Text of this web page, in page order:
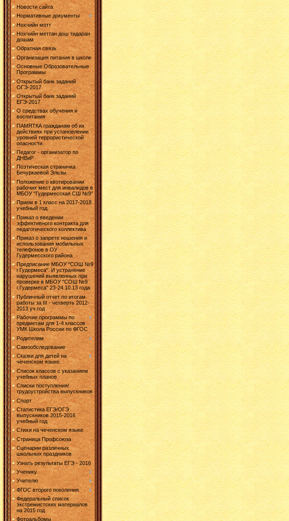
Новости сайта
Нормативные документы
Нохчийн мотт
Нохчийн меттан дош тидаран
дошам
Обратная связь
Организация питания в школе
Основные Образовательные
Программы
Открытый банк заданий
ОГЭ-2017
Открытый банк заданий
ЕГЭ-2017
О средствах обучения и
воспитания
ПАМЯТКА гражданам об их
действиях при установлении
уровней террористической
опасности.
Педагог - организатор по
ДНВиР
Поэтическая страничка
Бечуркаевой Эльзы
Положение о квотировании
рабочих мест для инвалидов в
МБОУ "Гудермесская СШ №9"
Прием в 1 класс на 2017-2018
учебный год.
Приказ о введении
эффективного контракта для
педагогического коллектива
Приказ о запрете ношения и
использования мобильных
телефонов в ОУ
Гудермесского района
Предписание МБОУ "СОШ №9
г.Гудермеса". И устранение
нарушений выявленных при
проверке в МБОУ "СОШ №9
г.Гудермеса" 23-24.10.13 года
Публичный отчет по итогам
работы за III - четверть 2012-
2013 уч.год
Рабочие программы по
предметам для 1-4 классов
УМК Школа России по ФГОС
Родителям
Самообследование
Сказки для детей на
чеченском языке.
Список классов с указанием
учебных планов
Списки поступления/
трудоустройства выпускников
Спорт
Статистика ЕГЭ/ОГЭ
выпускников 2015-2016
учебный год
Стихи на чеченском языке
Страница Профсоюза
Сценарии различных
школьных праздников
Узнать результаты ЕГЭ - 2016
Ученику
Учителю
ФГОС второго поколения
Федеральный список
экстремистских материалов
на 2015 год
Фотоальбомы